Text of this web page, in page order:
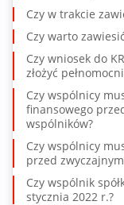
Czy w trakcie
Czy warto
Czy wniosek do
złożyć
Czy wspólnicy
finansowego
wspólników?
Czy wspólnicy
przed
Czy wspólnik
stycznia 2022 r.?